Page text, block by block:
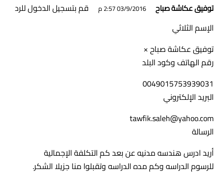
توفيق عكاشة صباح 03/9/2016 2:57 م
قم بتسجيل الدخول للرد
الإسم الثلاثي
توفيق عكاشة صباح ×
رقم الهاتف وكود البلد
0049015753939031
البريد الإلكتروني
tawfik.saleh@yahoo.com
الرسالة
أريد ادرس هندسه مدنيه عن بعد كم التكلفة الإجمالية
للرسوم الدراسه وكم مده الدراسه وتقبلوا منا جزيلا الشكر.